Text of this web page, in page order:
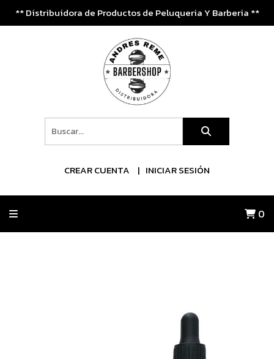
** Distribuidora de Productos de Peluqueria Y Barberia **
CREAR CUENTA INICIAR SESIÓN
0